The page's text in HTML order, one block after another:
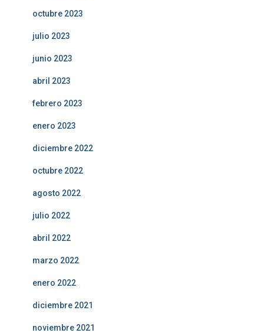
octubre 2023
julio 2023
junio 2023
abril 2023
febrero 2023
enero 2023
diciembre 2022
octubre 2022
agosto 2022
julio 2022
abril 2022
marzo 2022
enero 2022
diciembre 2021
noviembre 2021